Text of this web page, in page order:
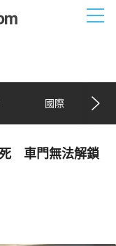
國際
車門無法解鎖